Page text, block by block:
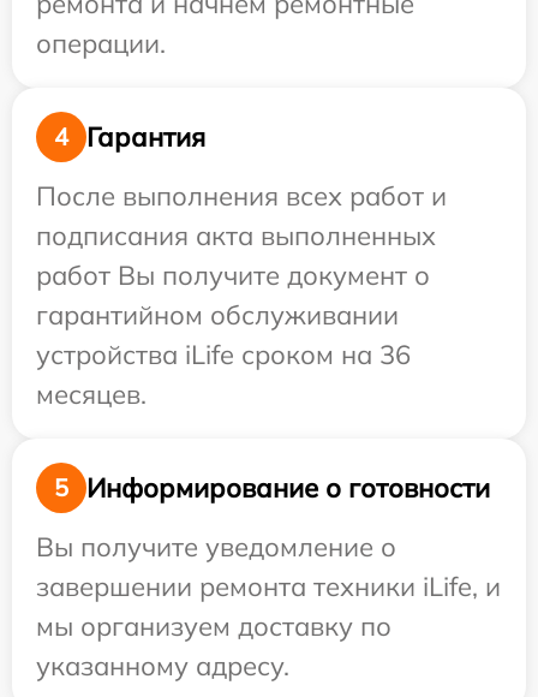
операции.
4
Гарантия
После выполнения всех работ и
подписания акта выполненных
работ Вы получите документ о
гарантийном обслуживании
устройства iLife сроком на 36
месяцев.
5
Информирование о готовности
Вы получите уведомление о
завершении ремонта техники iLife, и
мы организуем доставку по
указанному адресу.